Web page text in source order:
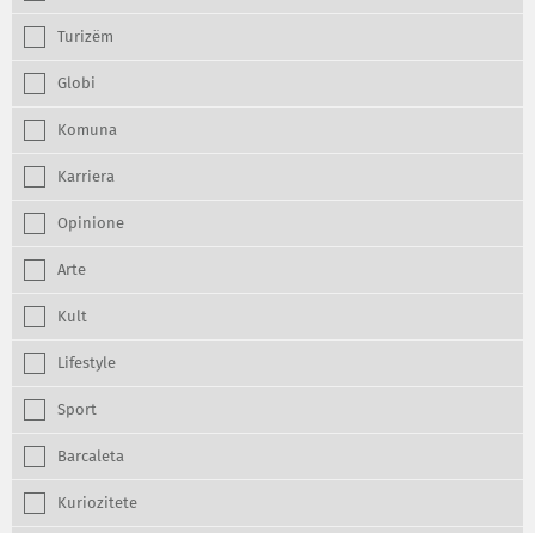
Turizëm
Globi
Komuna
Karriera
Opinione
Arte
Kult
Lifestyle
Sport
Barcaleta
Kuriozitete